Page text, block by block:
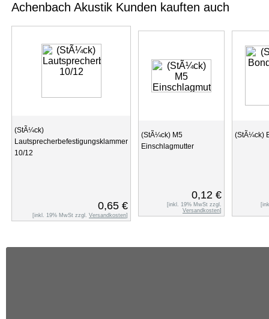
Achenbach Akustik Kunden kauften auch
(StÃ¼ck)
Lautsprecherbefestigungsklammer
10/12
0,65 €
[inkl. 19% MwSt zzgl. Versandkosten]
(StÃ¼ck) M5
Einschlagmutter
0,12 €
[inkl. 19% MwSt zzgl.
Versandkosten]
(StÃ¼ck)